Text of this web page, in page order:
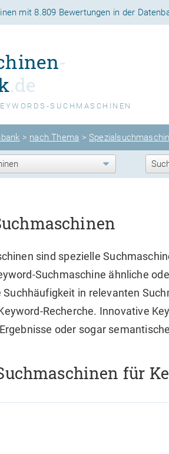
mit8.809 Bewertungen in der
-
.de
SUCHMASCHINEN
> nach Thema >
sind spezielle
Suchmaschine ähnliche
in relevanten
Recherche. Innovative
oder sogar
für